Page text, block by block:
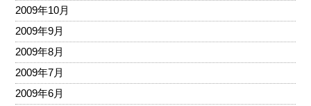
2009年10月
2009年9月
2009年8月
2009年7月
2009年6月